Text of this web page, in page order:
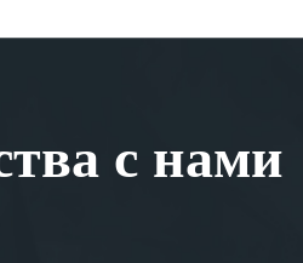
с нами